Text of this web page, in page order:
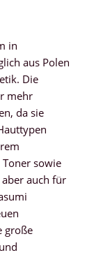
in
aus Polen
Die
mehr
da sie
sowie
auch für
große